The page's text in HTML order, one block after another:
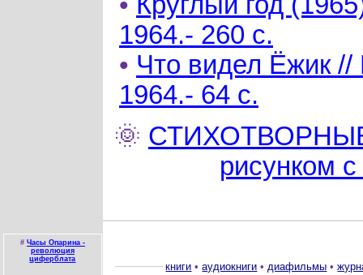
1964.- 260 с.
• Что видел Ёжик //
1964.- 64 с.
🌞
рисунком
# Часы Опарина -
революция
циферблата
книги •аудиокниги •диафильмы •